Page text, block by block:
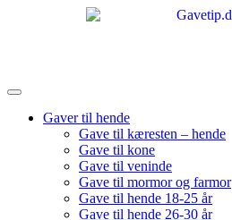
Gaver til hende
Gave til kæresten – hende
Gave til kone
Gave til veninde
Gave til mormor og farmor
Gave til hende 18-25 år
Gave til hende 26-30 år